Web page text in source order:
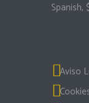
Spanish,
Aviso